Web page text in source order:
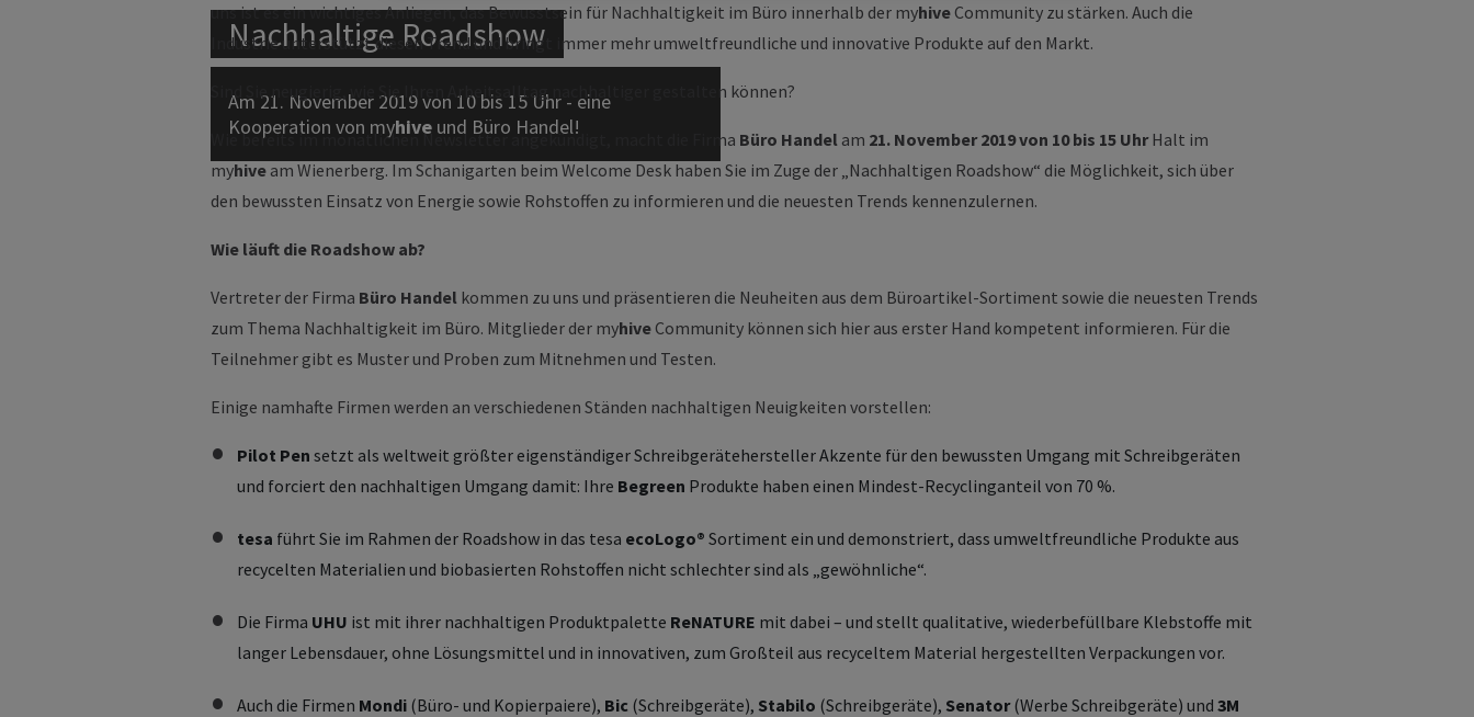
Nachhaltige Roadshow
Am 21. November 2019 von 10 bis 15 Uhr - eine
Kooperation von myhive und Büro Handel!
uns ist es ein wichtiges Anliegen, das Bewusstsein für Nachhaltigkeit im Büro innerhalb der myhive Community zu stärken. Auch die
Industrie unterstützt diesen Trend und bringt immer mehr umweltfreundliche und innovative Produkte auf den Markt.
Sind Sie neugierig, wie Sie Ihren Arbeitsalltag nachhaltiger gestalten können?
Wie bereits im monatlichen Newsletter angekündigt, macht die Firma Büro Handel am 21. November 2019 von 10 bis 15 UhrHalt im
myhive am Wienerberg. Im Schanigarten beim Welcome Desk haben Sie im Zuge der „Nachhaltigen Roadshow“ die Möglichkeit, sich über
den bewussten Einsatz von Energie sowie Rohstoffen zu informieren und die neuesten Trends kennenzulernen.
Wie läuft die Roadshow ab?
Vertreter der Firma Büro Handel kommen zu uns und präsentieren die Neuheiten aus dem Büroartikel-Sortiment sowie die neuesten Trends
zum Thema Nachhaltigkeit im Büro. Mitglieder der myhive Community können sich hier aus erster Hand kompetent informieren. Für die
Teilnehmer gibt es Muster und Proben zum Mitnehmen und Testen.
Einige namhafte Firmen werden an verschiedenen Ständen nachhaltigen Neuigkeiten vorstellen:
Pilot Pen setzt als weltweit größter eigenständiger Schreibgerätehersteller Akzente für den bewussten Umgang mit Schreibgeräten
und forciert den nachhaltigen Umgang damit: Ihre Begreen Produkte haben einen Mindest-Recyclinganteil von 70 %.
tesa führt Sie im Rahmen der Roadshow in das tesa ecoLogo® Sortiment ein und demonstriert, dass umweltfreundliche Produkte aus
recycelten Materialien und biobasierten Rohstoffen nicht schlechter sind als „gewöhnliche“.
Die Firma UHU ist mit ihrer nachhaltigen Produktpalette ReNATURE mit dabei – und stellt qualitative, wiederbefüllbare Klebstoffe mit
langer Lebensdauer, ohne Lösungsmittel und in innovativen, zum Großteil aus recyceltem Material hergestellten Verpackungen vor.
Auch die Firmen Mondi (Büro- und Kopierpaiere), Bic (Schreibgeräte), Stabilo (Schreibgeräte), Senator(Werbe Schreibgeräte) und 3M